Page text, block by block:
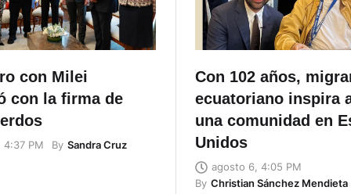
con Milei
con la firma de
PM By Sandra Cruz
Con 102 años,
ecuatoriano inspira
una comunidad en
Unidos
agosto 6, 4:05 PM
By Christian Sánchez Mendieta